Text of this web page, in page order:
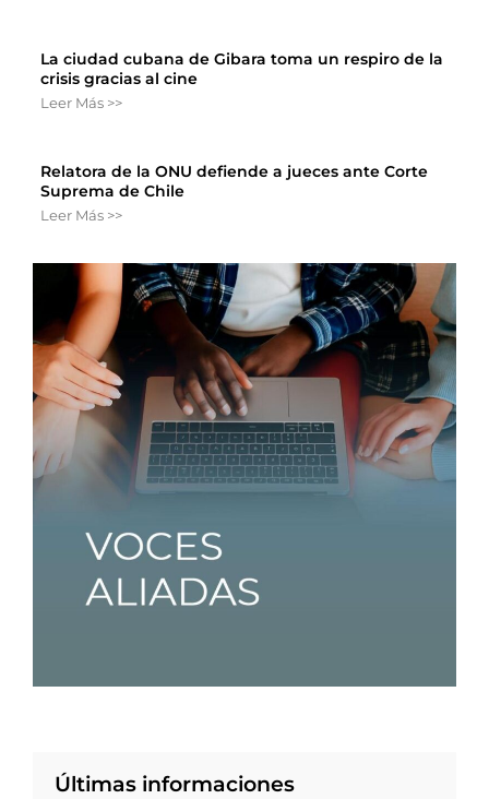
La ciudad cubana de Gibara toma un respiro de la
crisis gracias al cine
Leer Más >>
Relatora de la ONU defiende a jueces ante Corte
Suprema de Chile
Leer Más >>
Últimas informaciones